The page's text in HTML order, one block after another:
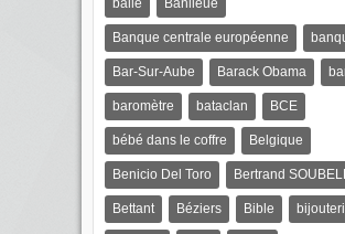
balle Banlieue
Banque centrale européenne
Bar-Sur-Aube Barack Obama
baromètre bataclan BCE
bébé dans le coffre Belgique
Benicio Del Toro Bertrand
Bettant Béziers Bible